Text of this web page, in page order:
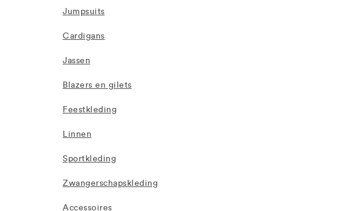
Jumpsuits
Cardigans
Jassen
Blazers en gilets
Feestkleding
Linnen
Sportkleding
Zwangerschapskleding
Accessoires